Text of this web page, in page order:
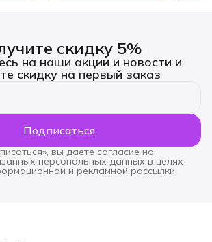
скидку 5%
на наши акции и новости и
скидку на первый заказ
Подписаться
вы даете согласие на
персональных данных в целях
и рекламной рассылки